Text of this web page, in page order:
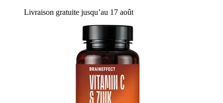
Livraison gratuite jusqu’au 17 août